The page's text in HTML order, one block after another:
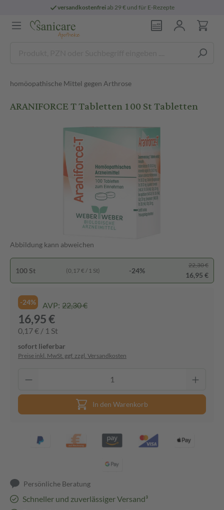
versandkostenfreiab 29 € und für E-Rezepte
homöopathische Mittel gegen Arthrose
ARANIFORCE T Tabletten 100 St Tabletten
Abbildung kann abweichen
100 St (0,17 € / 1 St) -24%
22,30 €
16,95 €
-24% AVP: 22,30 €
16,95 €
0,17 € / 1 St
sofort lieferbar
Preise inkl. MwSt. ggf. zzgl. Versandkosten
In den Warenkorb
Persönliche Beratung
Schneller und zuverlässiger Versand³